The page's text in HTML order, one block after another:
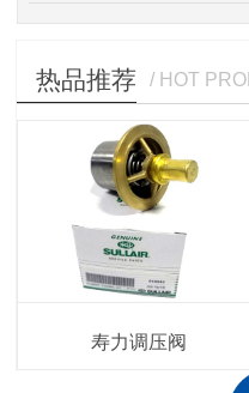
热品推荐 / HOT
寿力调压阀